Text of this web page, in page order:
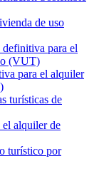
de uso
para el
(VUT)
para el alquiler
turísticas de
alquiler de
turístico por